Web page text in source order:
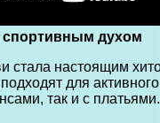
спортивным духом
стала настоящим
для
так и с платьями.